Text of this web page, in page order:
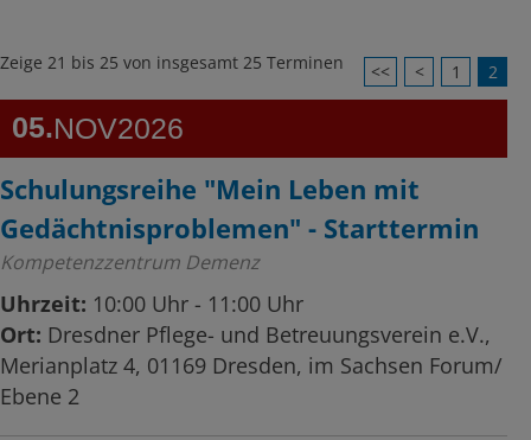
Zeige 21 bis 25 von insgesamt 25 Terminen << < 1 2
05 NOV2026
Schulungsreihe "Mein Leben mit
Gedächtnisproblemen" - Starttermin
Kompetenzzentrum Demenz
Uhrzeit: 10:00 Uhr - 11:00 Uhr
Ort: Dresdner Pflege- und Betreuungsverein e.V.,
Merianplatz 4, 01169 Dresden, im Sachsen Forum/
Ebene 2